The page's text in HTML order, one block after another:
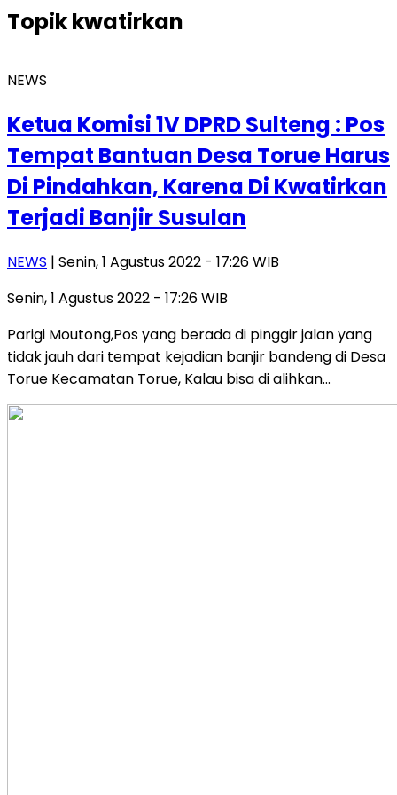
Topikkwatirkan
NEWS
Ketua Komisi 1V DPRD Sulteng : Pos
Tempat Bantuan Desa Torue Harus
Di Pindahkan, Karena Di Kwatirkan
Terjadi Banjir Susulan
NEWS | Senin, 1 Agustus 2022 - 17:26 WIB
Senin, 1 Agustus 2022 - 17:26 WIB
Parigi Moutong,Pos yang berada di pinggir jalan yang
tidak jauh dari tempat kejadian banjir bandeng di Desa
Torue Kecamatan Torue, Kalau bisa di alihkan…